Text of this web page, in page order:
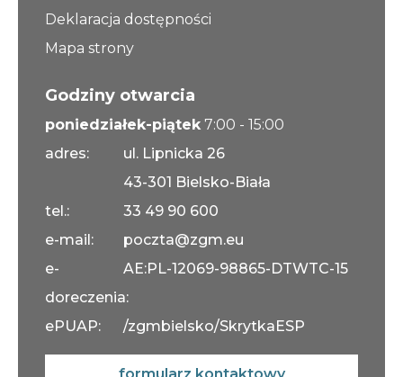
Deklaracja dostępności
Mapa strony
Godziny otwarcia
poniedziałek-piątek 7:00 - 15:00
adres:
ul. Lipnicka 26
43-301 Bielsko-Biała
tel.:
33 49 90 600
e-mail:
poczta@zgm.eu
e-
doreczenia:
AE:PL-12069-98865-DTWTC-15
ePUAP: /zgmbielsko/SkrytkaESP